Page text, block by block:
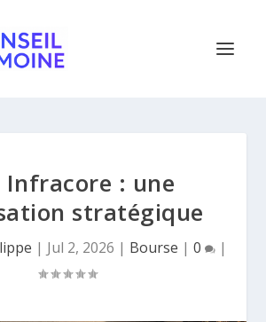
Infracore : une
stratégique
| Jul 2, 2026 | Bourse | 0 |